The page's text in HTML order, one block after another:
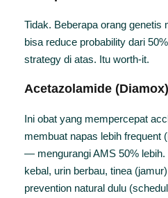
Tidak. Beberapa orang genetis
bisa reduce probability dari
strategy di atas. Itu worth-it.
Acetazolamide
Ini obat yang mempercepat
membuat napas lebih frequent
— mengurangi AMS 50% lebih.
kebal, urin berbau, tinea
prevention natural dulu